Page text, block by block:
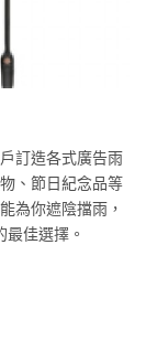
訂造各式廣告雨
、節日紀念品等
為你遮陰擋雨，
佳選擇。